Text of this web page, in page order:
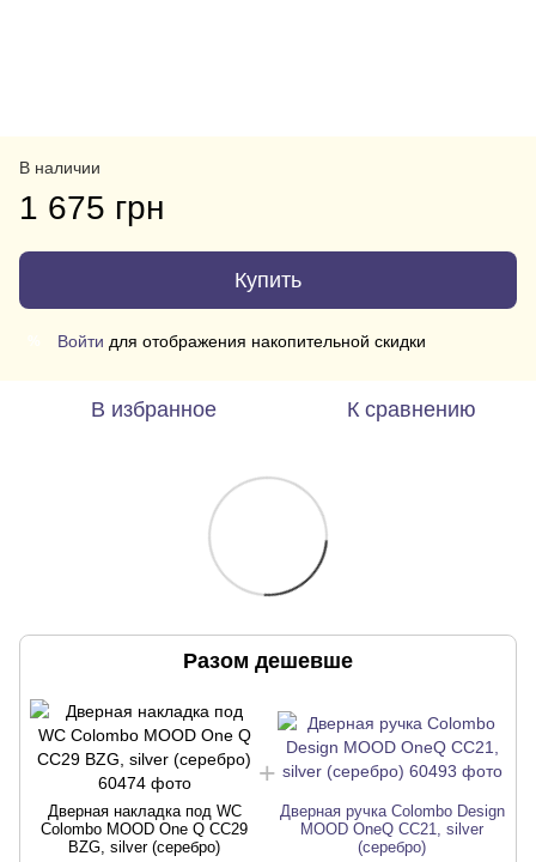
В наличии
1 675 грн
Купить
Войти для отображения накопительной скидки
В избранное К сравнению
Разом дешевше
Дверная накладка под WC
Colombo MOOD One Q CC29
BZG, silver (серебро)
Дверная ручка Colombo Design
MOOD OneQ CC21, silver
(серебро)